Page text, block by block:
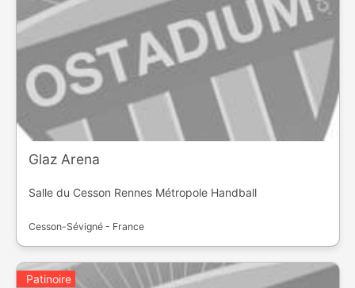
Glaz Arena
Salle du Cesson Rennes Métropole Handball
Cesson-Sévigné - France
Patinoire